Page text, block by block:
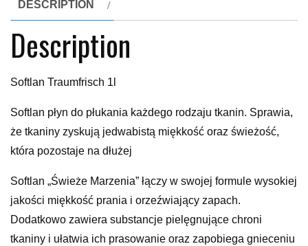
DESCRIPTION
Description
Softlan Traumfrisch 1l
Softlan płyn do płukania każdego rodzaju tkanin. Sprawia,
że tkaniny zyskują jedwabistą miękkość oraz świeżość,
która pozostaje na dłużej
Softlan „Świeże Marzenia” łączy w swojej formule wysokiej
jakości miękkość prania i orzeźwiający zapach.
Dodatkowo zawiera substancje pielęgnujące chroni
tkaniny i ułatwia ich prasowanie oraz zapobiega gnieceniu